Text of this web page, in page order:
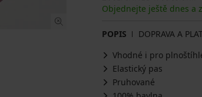
Objednejte ještě dnes a
POPIS DOPRAVA A
Vhodné i pro
Elastický pas
Pruhované